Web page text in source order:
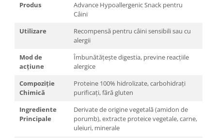
Produs
Advance Hypoallergenic Snack pentru
Câini
Utilizare
Recompensă pentru câini sensibili sau cu
alergii
Mod de
acțiune
Îmbunătățește digestia, previne reacțiile
alergice
Compoziție
Chimică
Proteine 100% hidrolizate, carbohidrați
purificați, fără gluten
Ingrediente
Principale
Derivate de origine vegetală (amidon de
porumb), extracte proteice vegetale, carne,
uleiuri, minerale